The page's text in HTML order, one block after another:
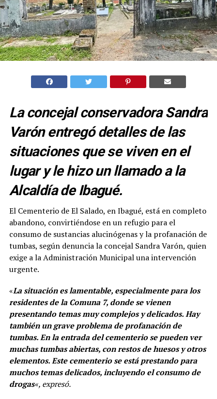
La concejal conservadora Sandra
Varón entregó detalles de las
situaciones que se viven en el
lugar y le hizo un llamado a la
Alcaldía de Ibagué.
El Cementerio de El Salado, en Ibagué, está en completo
abandono, convirtiéndose en un refugio para el
consumo de sustancias alucinógenas y la profanación de
tumbas, según denuncia la concejal Sandra Varón, quien
exige a la Administración Municipal una intervención
urgente.
«La situación es lamentable, especialmente para los
residentes de la Comuna 7, donde se vienen
presentando temas muy complejos y delicados. Hay
también un grave problema de profanación de
tumbas. En la entrada del cementerio se pueden ver
muchas tumbas abiertas, con restos de huesos y otros
elementos. Este cementerio se está prestando para
muchos temas delicados, incluyendo el consumo de
drogas«, expresó.